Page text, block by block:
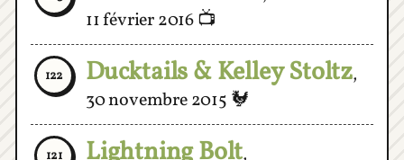
122 Ducktails & Kelley Stoltz,
30 novembre 2015🐓
121 Lightning Bolt,
19 novembre 2015👹